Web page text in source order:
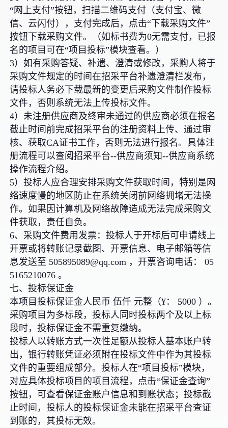
“网上支付”按钮，扫描二维码支付（支付宝、微
信、云闪付），支付完成后，点击“下载采购文件”
按钮下载采购文件。（如标书费为0无需支付，已报
名的项目可在“项目投标”模块查看。）
3）如有采购答疑、补遗、澄清或修改，采购人将于
采购文件规定的时间在招采平台补遗澄清栏发布，
请投标人务必下载最新的变更后采购文件制作投标
文件，否则系统无法上传投标文件。
4）未注册供应商及终审未通过的供应商必须在报名
截止时间前完成招采平台的注册资料上传、通过审
核、获取CA证书工作，否则无法进行报名。具体注
册流程可以查阅招采平台--供应商须知--供应商系统
操作流程介绍。
5）投标人应合理安排采购文件获取时间，特别是网
络速度慢的地区防止在系统关闭前网络拥堵无法操
作。如果因计算机及网络故障造成无法完成采购文
件获取，责任自负。
6、采购文件费用发票：投标人于开标后可申请线上
开票或将转账记录截图、开票信息、电子邮箱等信
息发送至 505895089@qq.com ，开票咨询电话： 05
5165210076 。
七、投标保证金
本项目投标保证金人民币 伍仟 元整（¥： 5000 ）。
采购项目为多标段，投标人同时投标两个及以上标
段时，投标保证金不需重复缴纳。
投标人以转账方式一次性足额从投标人基本账户转
出，银行转账凭证必须附在投标文件中作为其投标
文件的重要组成部分。投标人在“项目投标”模块，
对应具体投标项目的项目流程，点击“保证金查询”
按钮，可查看保证金账户信息和到账状态；投标截
止时间，投标人的投标保证金未能在招采平台查证
到账的，其投标无效。